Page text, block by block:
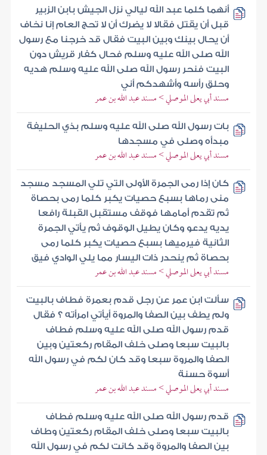
أنهما كلما عبد الله ليالي نزل الجيش بابن الزبير
قبل أن يقتل فقالا لا يضرك أن لا تحج العام إنا نخاف
أن يحال بينك وبين البيت فقال قد خرجنا مع رسول
الله صلى الله عليه وسلم فحال كفار قريش دون
البيت فنحر رسول الله صلى الله عليه وسلم هديه
وحلق رأسه وأشهدكم أني
مسند أبي يعلى الموصلي > مسند عبد الله بن عمر
بات رسول الله صلى الله عليه وسلم بذي الحليفة
مبدأه وصلى في مسجدها
مسند أبي يعلى الموصلي > مسند عبد الله بن عمر
كان إذا رمى الجمرة الأولى التي تلي المسجد مسجد
منى رماها بسبع حصيات يكبر كلما رمى بحصاة
ثم تقدم أمامها فوقف مستقبل القبلة رافعا
يديه يدعو وكان يطيل الوقوف ثم يأتي الجمرة
الثانية فيرميها بسبع حصيات يكبر كلما رمى
بحصاة ثم ينحدر ذات اليسار مما يلي الوادي فيق
مسند أبي يعلى الموصلي > مسند عبد الله بن عمر
سألت ابن عمر عن رجل قدم بعمرة فطاف بالبيت
ولم يطف بين الصفا والمروة أيأتي امرأته ؟ فقال
قدم رسول الله صلى الله عليه وسلم فطاف
بالبيت سبعا وصلى خلف المقام ركعتين وبين
الصفا والمروة سبعا وقد كان لكم في رسول الله
أسوة حسنة
مسند أبي يعلى الموصلي > مسند عبد الله بن عمر
قدم رسول الله صلى الله عليه وسلم فطاف
بالبيت سبعا وصلى خلف المقام ركعتين وطاف
بين الصفا والمروة وقد كانت لكم في رسول الله